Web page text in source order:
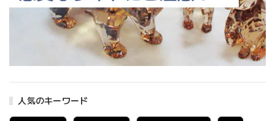
人気のキーワード